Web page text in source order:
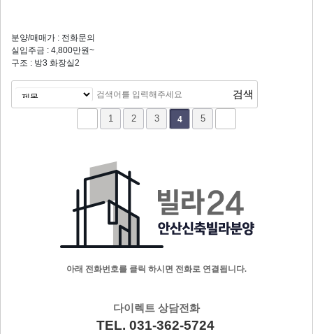
분양/매매가 : 전화문의
실입주금 : 4,800만원~
구조 : 방3 화장실2
1 2 3 4 5
아래 전화번호를 클릭 하시면 전화로 연결됩니다.
다이렉트 상담전화
TEL. 031-362-5724